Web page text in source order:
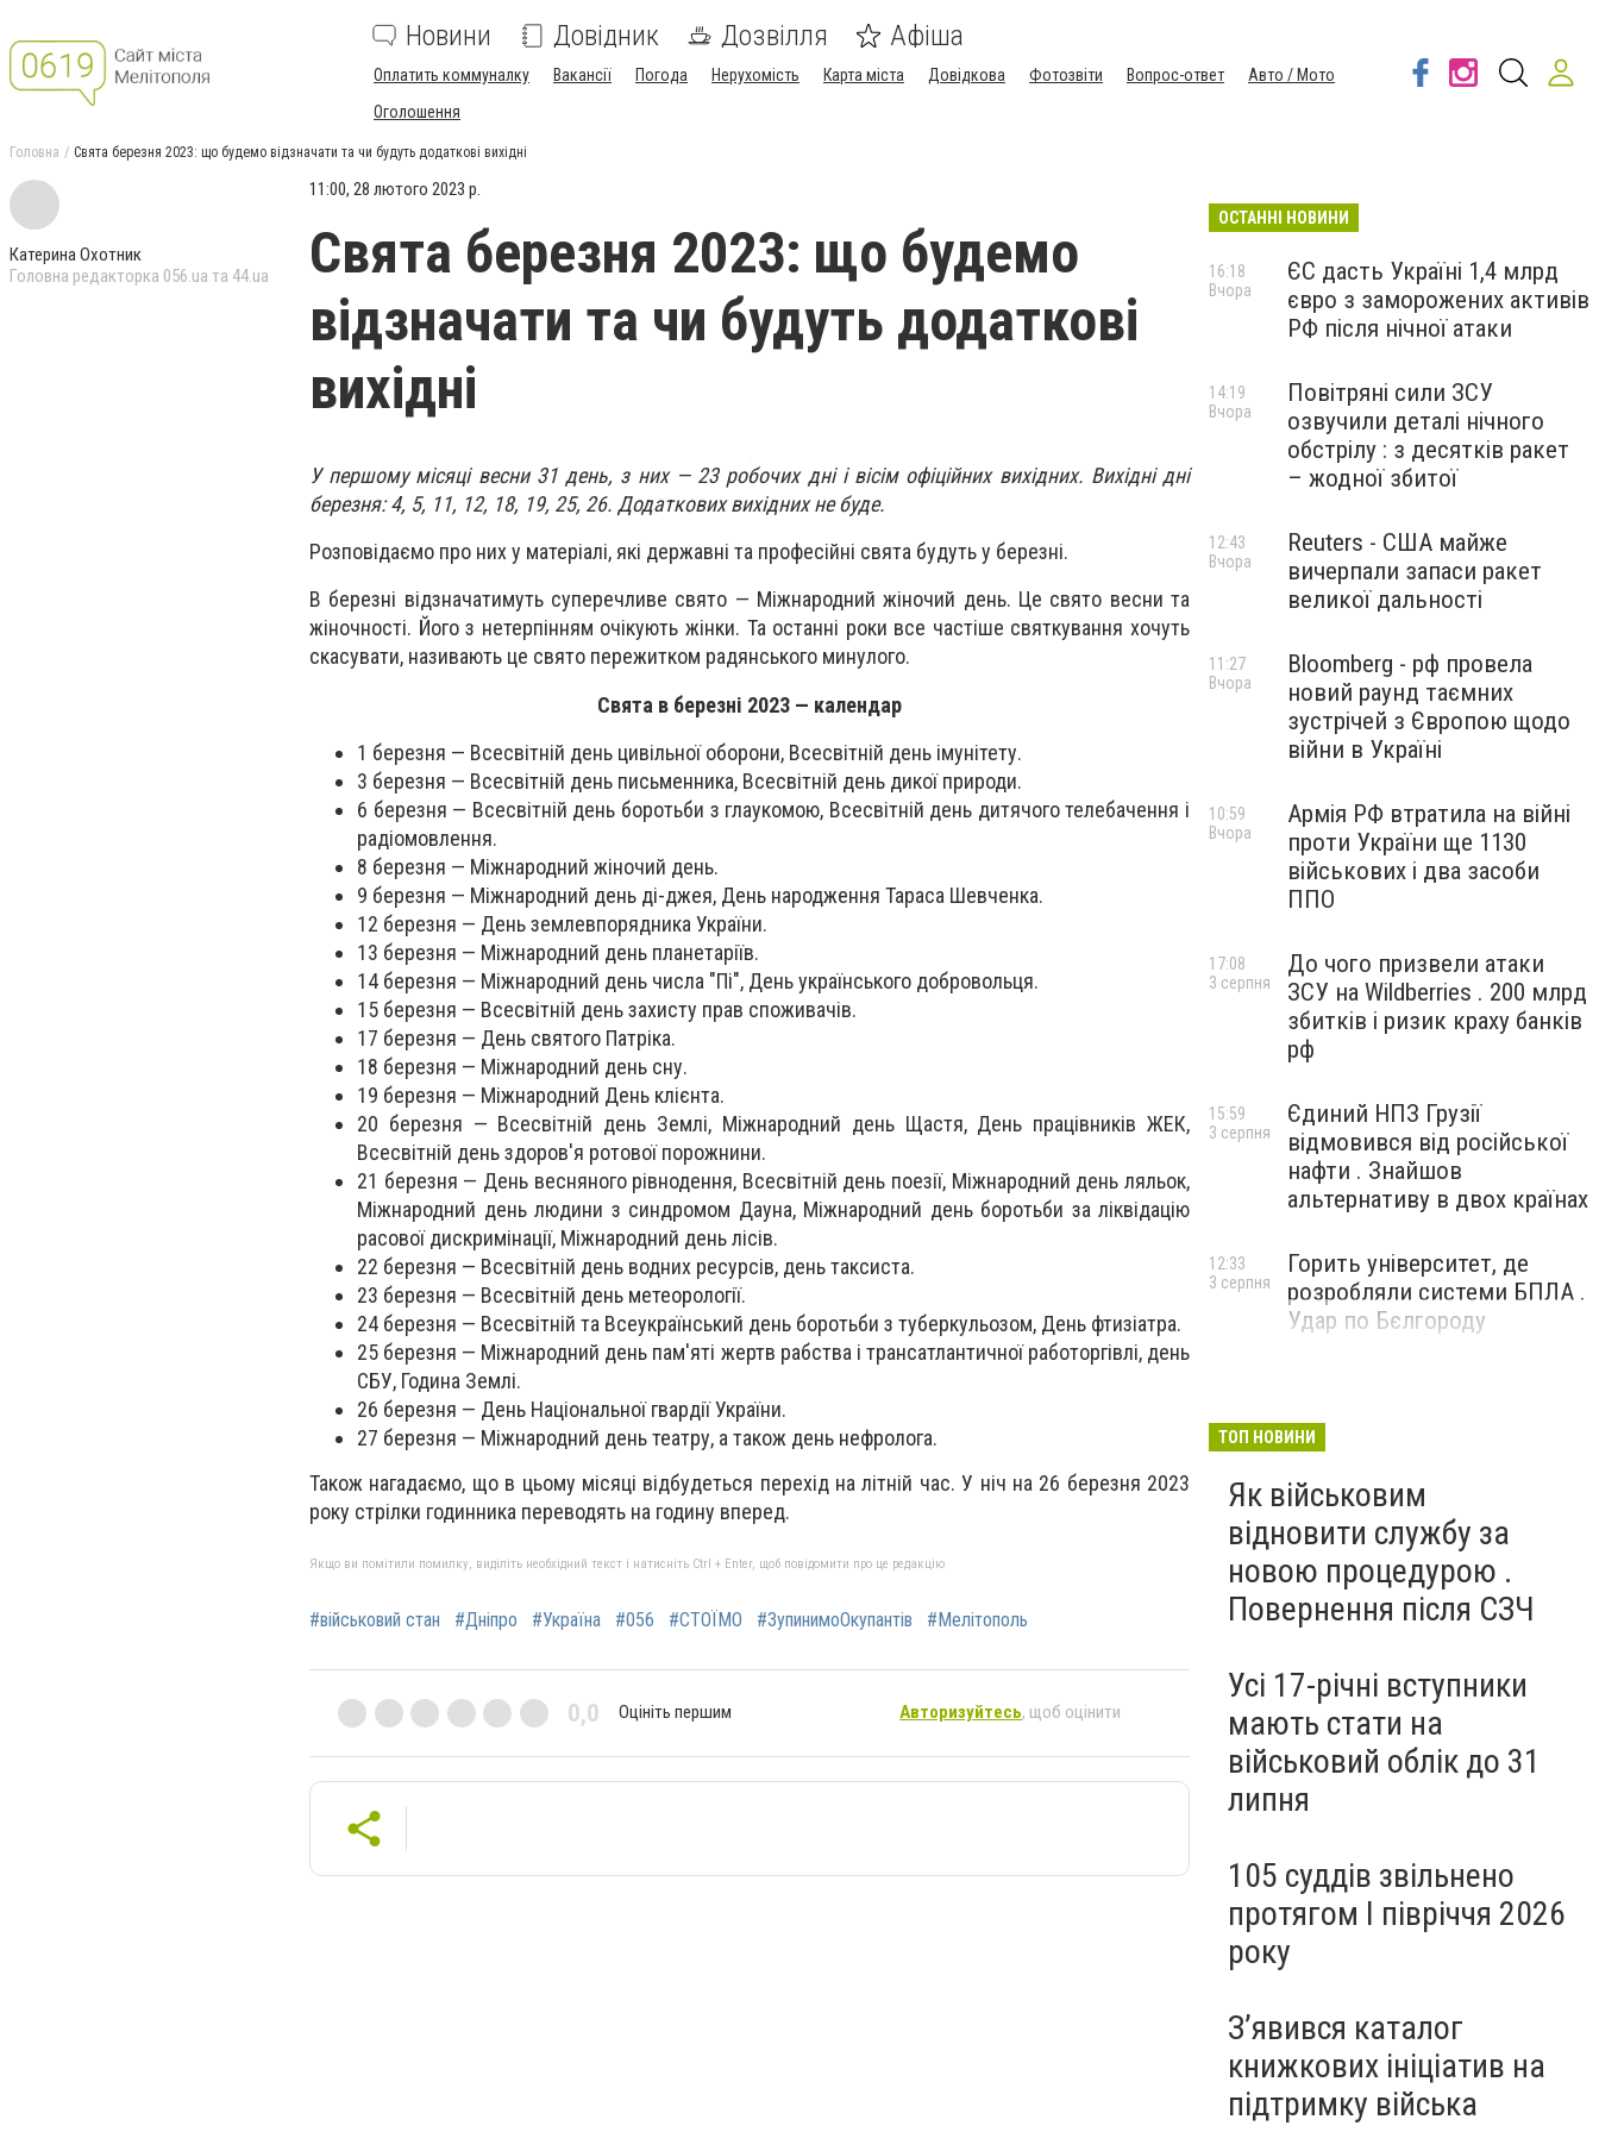
Новини Довідник Дозвілля Афіша
Оплатить коммуналку Вакансії Погода Нерухомість Карта міста Довідкова Фотозвіти Вопрос-ответ
Авто / Мото
Оголошення
Головна Свята березня 2023: що будемо відзначати та чи будуть додаткові вихідні
Катерина Охотник
Головна редакторка 056.ua та 44.ua
11:00, 28 лютого 2023 р.
Свята березня 2023: що будемо
відзначати та чи будуть додаткові
вихідні
У першому місяці весни 31 день, з них — 23 робочих дні і вісім офіційних вихідних. Вихідні дні
березня: 4, 5, 11, 12, 18, 19, 25, 26. Додаткових вихідних не буде.
Розповідаємо про них у матеріалі, які державні та професійні свята будуть у березні.
В березні відзначатимуть суперечливе свято — Міжнародний жіночий день. Це свято весни та
жіночності. Його з нетерпінням очікують жінки. Та останні роки все частіше святкування хочуть
скасувати, називають це свято пережитком радянського минулого.
Свята в березні 2023 — календар
1 березня — Всесвітній день цивільної оборони, Всесвітній день імунітету.
3 березня — Всесвітній день письменника, Всесвітній день дикої природи.
6 березня — Всесвітній день боротьби з глаукомою, Всесвітній день дитячого телебачення і
радіомовлення.
8 березня — Міжнародний жіночий день.
9 березня — Міжнародний день ді-джея, День народження Тараса Шевченка.
12 березня — День землевпорядника України.
13 березня — Міжнародний день планетаріїв.
14 березня — Міжнародний день числа "Пі", День українського добровольця.
15 березня — Всесвітній день захисту прав споживачів.
17 березня — День святого Патріка.
18 березня — Міжнародний день сну.
19 березня — Міжнародний День клієнта.
20 березня — Всесвітній день Землі, Міжнародний день Щастя, День працівників ЖЕК,
Всесвітній день здоров'я ротової порожнини.
21 березня — День весняного рівнодення, Всесвітній день поезії, Міжнародний день ляльок,
Міжнародний день людини з синдромом Дауна, Міжнародний день боротьби за ліквідацію
расової дискримінації, Міжнародний день лісів.
22 березня — Всесвітній день водних ресурсів, день таксиста.
23 березня — Всесвітній день метеорології.
24 березня — Всесвітній та Всеукраїнський день боротьби з туберкульозом, День фтизіатра.
25 березня — Міжнародний день пам'яті жертв рабства і трансатлантичної работоргівлі, день
СБУ, Година Землі.
26 березня — День Національної гвардії України.
27 березня — Міжнародний день театру, а також день нефролога.
Також нагадаємо, що в цьому місяці відбудеться перехід на літній час. У ніч на 26 березня 2023
року стрілки годинника переводять на годину вперед.
Якщо ви помітили помилку, виділіть необхідний текст і натисніть Ctrl + Enter, щоб повідомити про це редакцію
#військовий стан #Дніпро #Україна #056 #СТОЇМО #ЗупинимоОкупантів #Мелітополь
0,0 Оцініть першим Авторизуйтесь, щоб оцінити
ОСТАННІ НОВИНИ
ЄС дасть Україні 1,4 млрд
євро з заморожених активів
РФ після нічної атаки
16:18
Вчора
Повітряні сили ЗСУ
озвучили деталі нічного
обстрілу : з десятків ракет
– жодної збитої
14:19
Вчора
Reuters - США майже
вичерпали запаси ракет
великої дальності
12:43
Вчора
Bloomberg - рф провела
новий раунд таємних
зустрічей з Європою щодо
війни в Україні
11:27
Вчора
Армія РФ втратила на війні
проти України ще 1130
військових і два засоби
ППО
10:59
Вчора
До чого призвели атаки
ЗСУ на Wildberries . 200 млрд
збитків і ризик краху банків
рф
17:08
3 серпня
Єдиний НПЗ Грузії
відмовився від російської
нафти . Знайшов
альтернативу в двох країнах
15:59
3 серпня
Горить університет, де
розробляли системи БПЛА .
Удар по Бєлгороду
12:33
3 серпня
ТОП НОВИНИ
Як військовим
відновити службу за
новою процедурою .
Повернення після СЗЧ
Усі 17-річні вступники
мають стати на
військовий облік до 31
липня
105 суддів звільнено
протягом I півріччя 2026
року
З’явився каталог
книжкових ініціатив на
підтримку війська